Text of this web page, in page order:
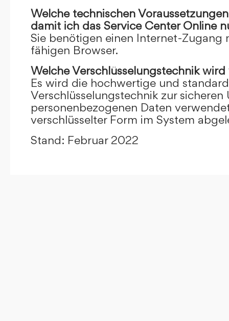
Welche technischen
damit ich das Service Center Online
Sie benötigen einen Internet-Zugang
fähigen Browser.
Welche Verschlüsselungstechnik
Es wird die hochwertige und
Verschlüsselungstechnik zur
personenbezogenen Daten
verschlüsselter Form im System
Stand: Februar 2022